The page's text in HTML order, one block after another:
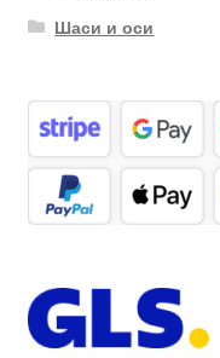
Шаси и оси